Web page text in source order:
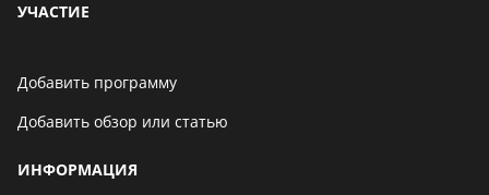
УЧАСТИЕ
Добавить программу
Добавить обзор или статью
ИНФОРМАЦИЯ